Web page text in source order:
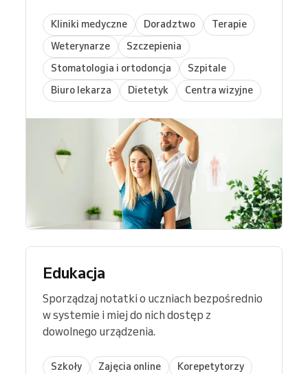
Kliniki medyczne Doradztwo
Terapie
Weterynarze
Szczepienia
Stomatologia i ortodoncja
Szpitale
Biuro lekarza
Dietetyk Centra wizyjne
Edukacja
Sporządzaj notatki o uczniach bezpośrednio
w systemie i miej do nich dostęp z
dowolnego urządzenia.
Szkoły Zajęcia online
Korepetytorzy